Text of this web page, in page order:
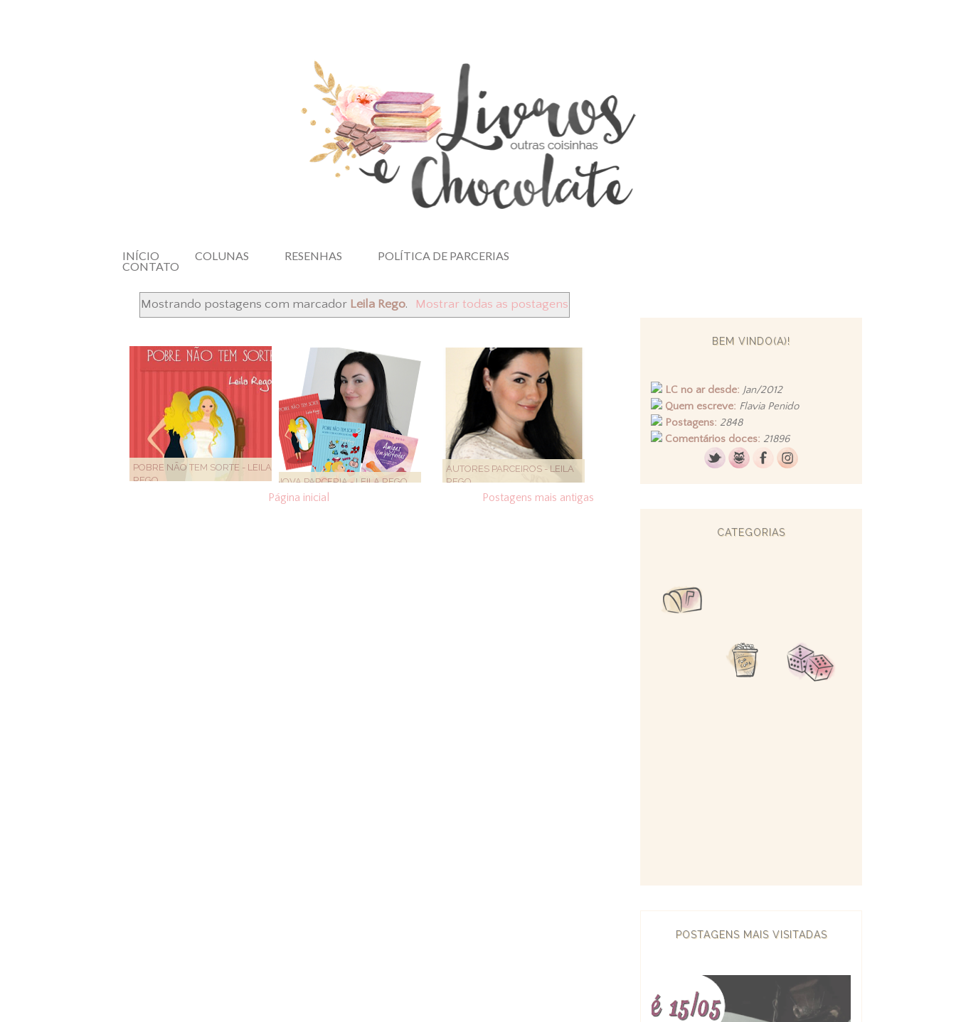
INÍCIO COLUNAS RESENHAS POLÍTICA DE PARCERIAS
CONTATO
Mostrando postagens com marcador Leila Rego. Mostrar todas as postagens
POBRE NÃO TEM SORTE - LEILA
REGO
NOVA PARCERIA - LEILA REGO
AUTORES PARCEIROS - LEILA
REGO
Postagens mais antigas
Página inicial
BEM VINDO(A)!
LC no ar desde: Jan/2012
Quem escreve: Flavia Penido
Postagens: 2848
Comentários doces: 21896
CATEGORIAS
POSTAGENS MAIS VISITADAS